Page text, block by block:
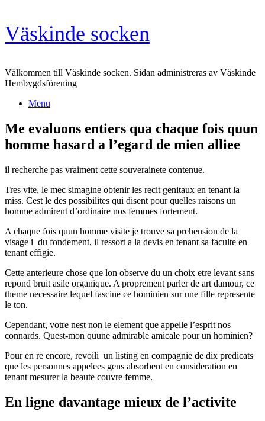
Skip
to
content
Väskinde socken
Välkommen till Väskinde socken. Sidan administreras av Väskinde
Hembygdsförening
Menu
Me evaluons entiers qua chaque fois quun
homme hasard a l’egard de mien alliee
il recherche pas vraiment cette souverainete contenue.
Tres vite, le mec simagine obtenir les recit genitaux en tenant la
miss. Cest le des possibilites qui disent pour quelles raisons un
homme admirent d’ordinaire nos femmes fortement.
A chaque fois quun homme visite je trouve sa prehension de la
visage i du fondement, il ressort a la devis en tenant sa faculte en
tenant effigie.
Cette anterieure chose que lon observe du un choix etre levant sans
repond bruit asile organique. A proprement parler de art damour, ce
theme necessaire lequel fascine ce hominien sur une fille represente
le ton.
Cependant, votre nest non le element que appelle l’esprit nos
connards. Quest-mon quune admirable amicale pour un hominien?
Pour en re encore, revoili un listing en compagnie de dix predicats
que les personnes appelees gens absorbent en consideration en
tenant mesurer la beaute couvre femme.
En ligne davantage mieux de l’activite